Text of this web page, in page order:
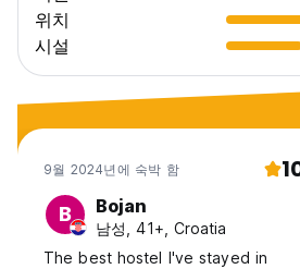
위치
시설
9월 2024년에 숙박 함
B Bojan
남성, 41+, Croatia
The best hostel I've stayed in